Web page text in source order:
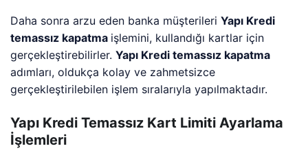
Daha sonra arzu eden banka müşterileriYapı Kredi
temassız kapatma işlemini, kullandığı kartlar için
gerçekleştirebilirler.Yapı Kredi temassız kapatma
adımları, oldukça kolay ve zahmetsizce
gerçekleştirilebilen işlem sıralarıyla yapılmaktadır.
Yapı Kredi Temassız Kart Limiti Ayarlama
İşlemleri